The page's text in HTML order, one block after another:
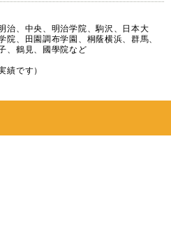
治、中央、明治学院、駒沢、日本大
院、田園調布学園、桐蔭横浜、群馬、
、鶴見、國學院など
績です）